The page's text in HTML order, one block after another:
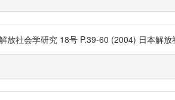
放社会学研究 18号 P.39-60 (2004) 日本解